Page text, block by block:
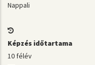
Nappali
Képzés időtartama
10 félév